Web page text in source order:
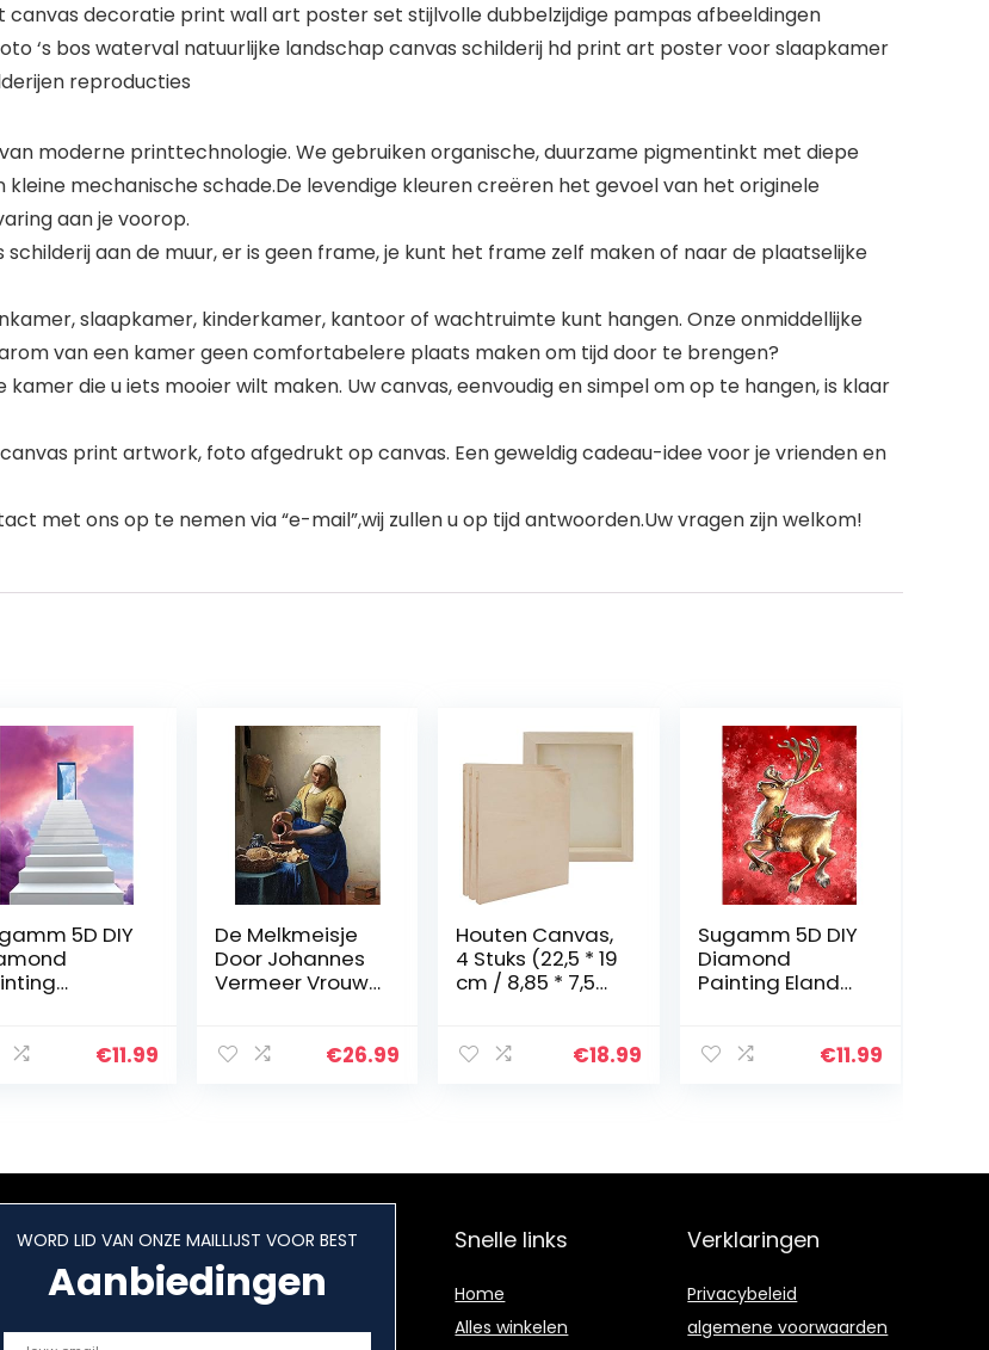
decoratie print wall art poster set stijlvolle dubbelzijdige pampas afbeeldingen
‘s bos waterval natuurlijke landschap canvas schilderij hd print art poster voor slaapkamer
reproducties
moderne printtechnologie. We gebruiken organische, duurzame pigmentinkt met diepe
mechanische schade.De levendige kleuren creëren het gevoel van het originele
aan je voorop.
aan de muur, er is geen frame, je kunt het frame zelf maken of naar de plaatselijke
slaapkamer, kinderkamer, kantoor of wachtruimte kunt hangen. Onze onmiddellijke
van een kamer geen comfortabelere plaats maken om tijd door te brengen?
die u iets mooier wilt maken. Uw canvas, eenvoudig en simpel om op te hangen, is klaar
print artwork, foto afgedrukt op canvas. Een geweldig cadeau-idee voor je vrienden en
met ons op te nemen via “e-mail”,wij zullen u op tijd antwoorden.Uw vragen zijn welkom!
5D DIY
€11.99
De Melkmeisje
Door Johannes
Vermeer Vrouw
Schilderij
€26.99
Houten Canvas,
4 Stuks (22,5 * 19
cm / 8,85 * 7,5
Schilderij
€18.99
Sugamm 5D DIY
Diamond
Painting Eland
Schilderij
€11.99
WORD LID VAN ONZE MAILLIJST VOOR BEST
Aanbiedingen
Snelle links
Home
Alles winkelen
Verklaringen
Privacybeleid
algemene voorwaarden